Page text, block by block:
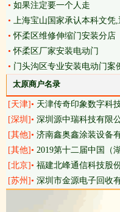
• 如果注定要一个人走
• 上海宝山国家承认本科文凭
•怀柔区维修伸缩门安装分店
•怀柔区厂家安装电动门
• 门头沟区专业安装电动门案
太原商户名录
[天津]• 天津传奇印象数字科
[深圳]• 深圳源中瑞科技有限
[其他]• 济南鑫奥鑫涂装设备
[其他]• 2019第十二届中国（
[北京]• 福建北峰通信科技股
[苏州]• 深圳市金源电子回收